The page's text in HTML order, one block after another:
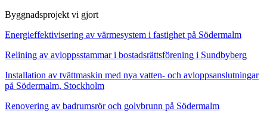
Byggnadsprojekt vi gjort
Energieffektivisering av värmesystem i fastighet på Södermalm
Relining av avloppsstammar i bostadsrättsförening i Sundbyberg
Installation av tvättmaskin med nya vatten- och avloppsanslutningar
på Södermalm, Stockholm
Renovering av badrumsrör och golvbrunn på Södermalm